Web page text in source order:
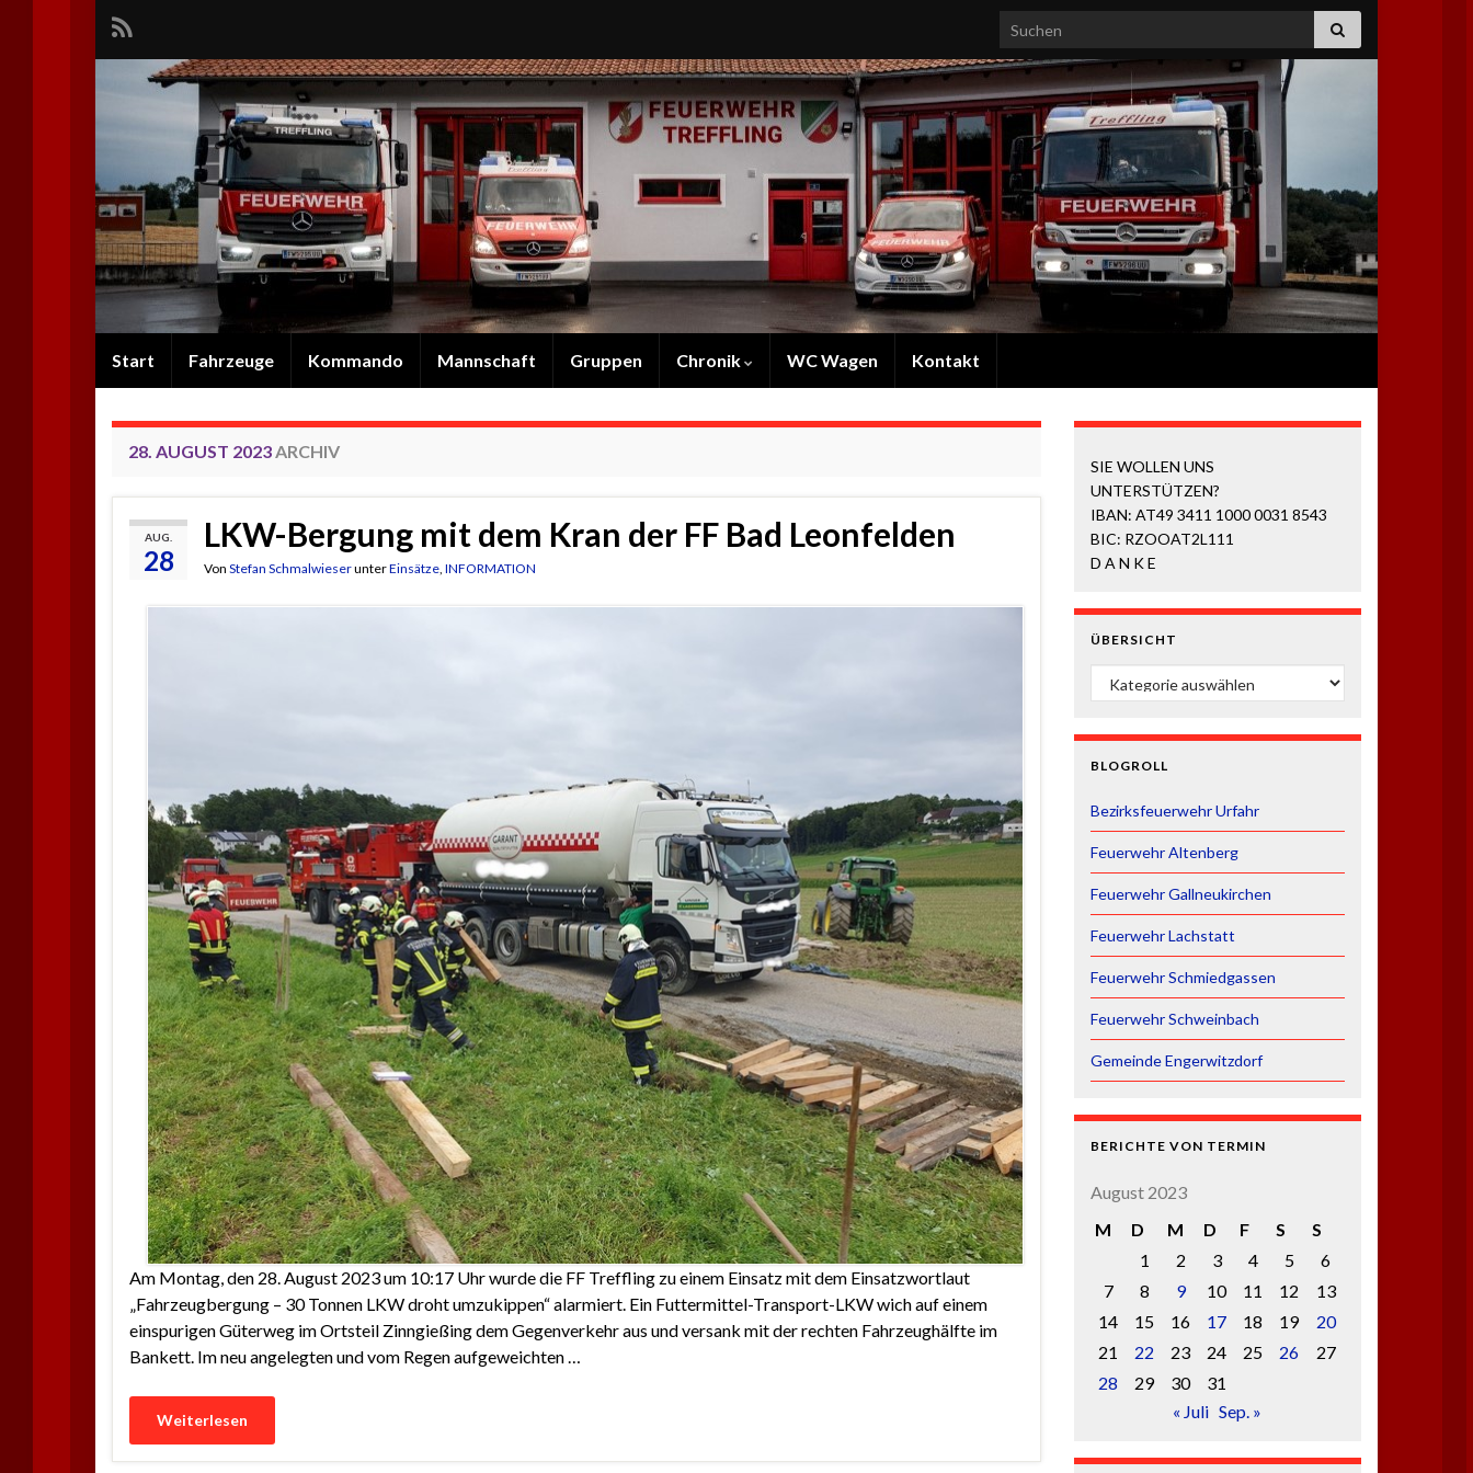
Search for:
Start Fahrzeuge Kommando Mannschaft Gruppen Chronik WC Wagen Kontakt
28. AUGUST 2023ARCHIV
AUG.
28
LKW-Bergung mit dem Kran der FF Bad Leonfelden
Von Stefan SchmalwieserunterEinsätze, INFORMATION
Am Montag, den 28. August 2023 um 10:17 Uhr wurde die FF Treffling zu einem Einsatz mit dem Einsatzwortlaut
„Fahrzeugbergung – 30 Tonnen LKW droht umzukippen“ alarmiert. Ein Futtermittel-Transport-LKW wich auf einem
einspurigen Güterweg im Ortsteil Zinngießing dem Gegenverkehr aus und versank mit der rechten Fahrzeughälfte im
Bankett. Im neu angelegten und vom Regen aufgeweichten …
Weiterlesen
SIE WOLLEN UNS
UNTERSTÜTZEN?
IBAN: AT49 3411 1000 0031 8543
BIC: RZOOAT2L111
D A N K E
ÜBERSICHT
ÜBERSICHT
BLOGROLL
Bezirksfeuerwehr Urfahr
Feuerwehr Altenberg
Feuerwehr Gallneukirchen
Feuerwehr Lachstatt
Feuerwehr Schmiedgassen
Feuerwehr Schweinbach
Gemeinde Engerwitzdorf
BERICHTE VON TERMIN
August 2023
M
D M D F S
S
1
2 3 4 5
6
7
8 9 10 11 12
13
14
15 16 17 18 19
20
21
22 23 24 25 26
27
28
29 30
31
« Juli Sep. »